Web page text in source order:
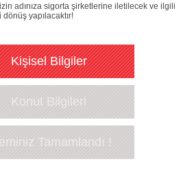
adınıza sigorta şirketlerine iletilecek ve ilgili
yapılacaktır!
Kişisel Bilgiler
Konut Bilgileri
Tamamlandı !